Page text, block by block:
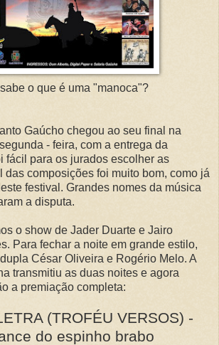
o que é uma "manoca"?
Gaúcho chegou ao seu final na
- feira, com a entrega da
fácil para os jurados escolher as
das composições foi muito bom, como já
festival. Grandes nomes da música
a disputa.
o show de Jader Duarte e Jairo
Para fechar a noite em grande estilo,
César Oliveira e Rogério Melo. A
transmitiu as duas noites e agora
a premiação completa:
(TROFÉU VERSOS) -
do espinho brabo